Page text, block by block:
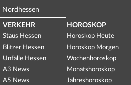
Nordhessen
VERKEHR
Staus Hessen
Blitzer Hessen
Unfälle Hessen
A3 News
A5 News
HOROSKOP
Horoskop Heute
Horoskop Morgen
Wochenhoroskop
Monatshoroskop
Jahreshoroskop